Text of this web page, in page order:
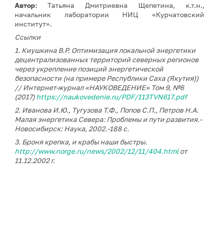
Автор: Татьяна Дмитриевна Щепетина, к.т.н.,
начальник лаборатории НИЦ «Курчатовский
институт».
Ссылки
1. Киушкина В.Р. Оптимизация локальной энергетики
децентрализованных территорий северных регионов
через укрепление позиций энергетической
безопасности (на примере Республики Саха (Якутия))
// Интернет-журнал «НАУКОВЕДЕНИЕ» Том 9, №6
(2017)https://naukovedenie.ru/PDF/113TVN617.pdf
2. Иванова И.Ю., Тугузова Т.Ф., Попов С.П., Петров Н.А.
Малая энергетика Севера: Проблемы и пути развития.-
Новосибирск: Наука, 2002.-188 с.
3. Броня крепка, и крабы наши быстры.
http://www.norge.ru/news/2002/12/11/404.htmlот
11.12.2002 г.